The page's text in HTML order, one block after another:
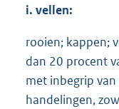
i. vellen:
rooien; kappen;
dan 20 procent
met inbegrip
handelingen,